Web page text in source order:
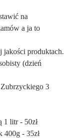
na
a ja to
jakości produktach.
(dzień
3
1 litr - 50zł
400g - 35zł